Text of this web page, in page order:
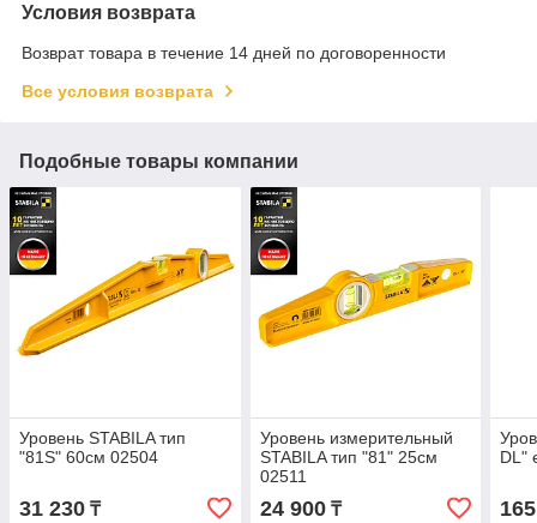
Условия возврата
Возврат товара в течение 14 дней по договоренности
Все условия возврата
Подобные товары компании
Уровень STABILA тип
"81S" 60см 02504
31 230 ₸
Уровень измерительный
STABILA тип "81" 25см
02511
24 900₸
DL"